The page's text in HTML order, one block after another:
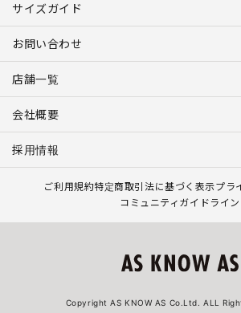
サイズガイド
お問い合わせ
店舗一覧
会社概要
採用情報
ご利用規約特定商取引法に基づく表示プラ
コミュニティガイドライン
Copyright AS KNOW AS Co.Ltd. ALL